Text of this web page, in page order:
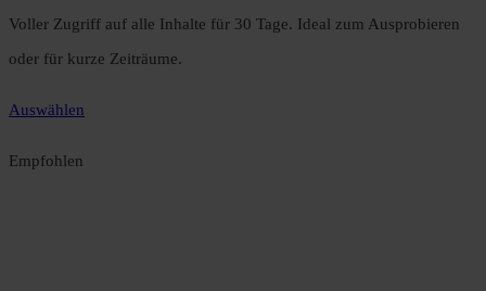
Voller Zugriff auf alle Inhalte für 30 Tage. Ideal zum Ausprobieren
oder für kurze Zeiträume.
Auswählen
Empfohlen